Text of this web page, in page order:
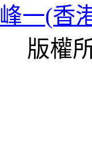
一
峰一(香
版權